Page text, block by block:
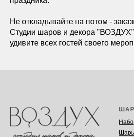
Не откладывайте на потом -
Студии шаров и декора "ВОЗДУХ"
удивите всех гостей своего